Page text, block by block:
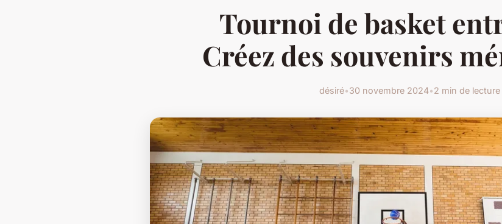
Tournoi de basket
Créez des souvenirs
désiré•30 novembre 2024•2 min de lecture